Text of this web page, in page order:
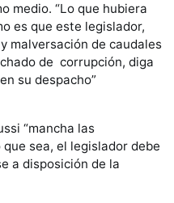
medio. “Lo que hubiera
es que este legislador,
malversación de caudales
de corrupción, diga
su despacho”
“mancha las
sea, el legislador debe
a disposición de la